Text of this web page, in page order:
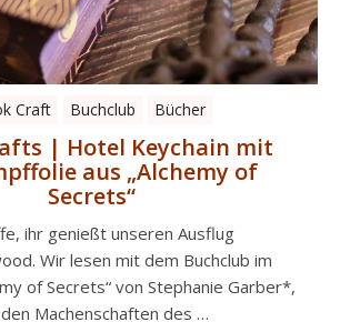
Craft Buchclub Bücher
| Hotel Keychain mit
aus „Alchemy of
Secrets“
ihr genießt unseren Ausflug
Wir lesen mit dem Buchclub im
of Secrets“ von Stephanie Garber*,
Machenschaften des …